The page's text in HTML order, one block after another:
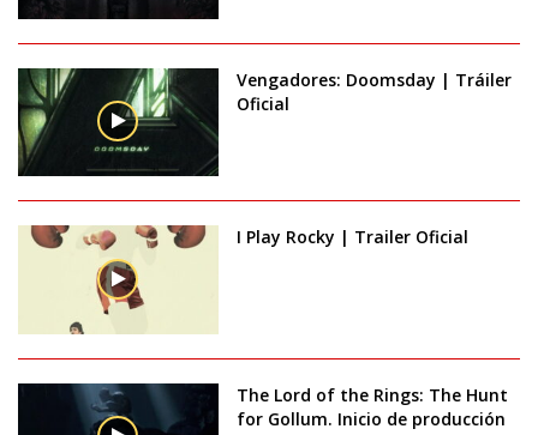
Vengadores: Doomsday | Tráiler
Oficial
I Play Rocky | Trailer Oficial
The Lord of the Rings: The Hunt
for Gollum. Inicio de producción